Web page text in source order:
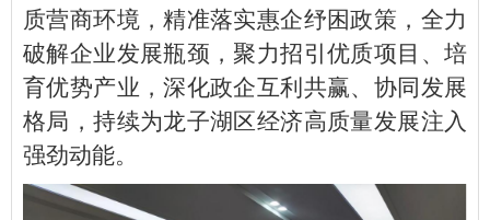
质营商环境，精准落实惠企纾困政策，全力
破解企业发展瓶颈，聚力招引优质项目、培
育优势产业，深化政企互利共赢、协同发展
格局，持续为龙子湖区经济高质量发展注入
强劲动能。